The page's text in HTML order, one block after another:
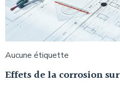
Aucune étiquette
Effets de la corrosion